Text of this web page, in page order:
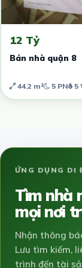
12 Tỷ
Bán nhà quận 8
44.2 m² 5 PN 5
ỨNG DỤNG DI
Tìm nhà
mọi nơi
Nhận thông
Lưu tìm kiếm,
trình đến tài